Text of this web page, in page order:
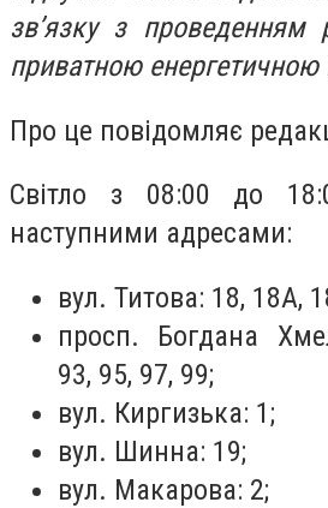
зв’язку з проведенням
приватною
Про це повідомляє
Світло з 08:00 до
наступними адресами:
вул. Титова: 18, 18А,
просп. Богдана
93, 95, 97, 99;
вул. Киргизька: 1;
вул. Шинна: 19;
вул. Макарова: 2;